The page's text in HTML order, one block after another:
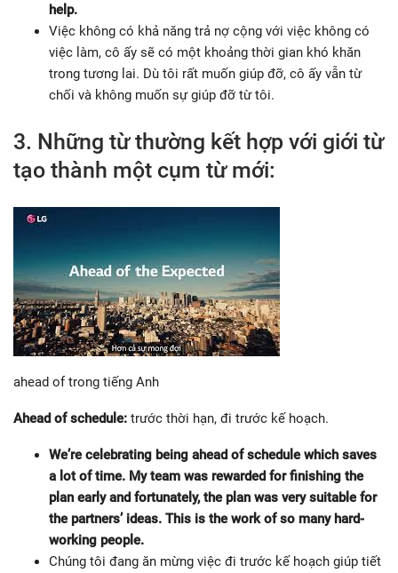
help.
Việc không có khả năng trả nợ cộng với việc không có
việc làm, cô ấy sẽ có một khoảng thời gian khó khăn
trong tương lai. Dù tôi rất muốn giúp đỡ, cô ấy vẫn từ
chối và không muốn sự giúp đỡ từ tôi.
3. Những từ thường kết hợp với giới từ
tạo thành một cụm từ mới:
ahead of trong tiếng Anh
Ahead of schedule: trước thời hạn, đi trước kế hoạch.
We’re celebrating being ahead of schedule which saves
a lot of time. My team was rewarded for finishing the
plan early and fortunately, the plan was very suitable for
the partners’ ideas. This is the work of so many hard-
working people.
Chúng tôi đang ăn mừng việc đi trước kế hoạch giúp tiết